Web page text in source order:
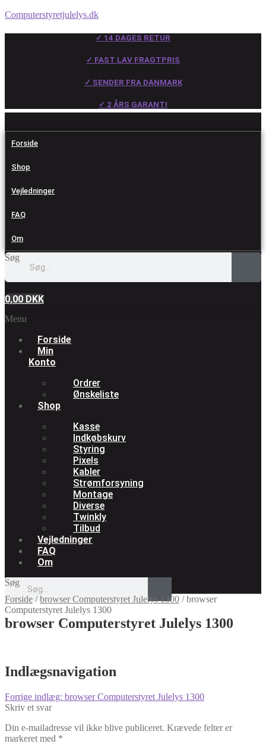
Computerstyretjulelys.dk
✓ 14 DAGES RETUR
✓ FAST LAV FRAGTPRIS
✓ SENDER FRA DANMARK
✓ 2 ÅRS GARANTI
Forside
Shop
Vejledninger
FAQ
Om
Søg
0,00 DKK
Menu
Forside
Min
Konto
Ordrer
Ønskeliste
Shop
Kasse
Indkøbskurv
Styring
Pixels
Kabler
Strømforsyning
Montage
Diverse
Twinkly
Tilbud
Vejledninger
FAQ
Om
Søg
Forside /browser Computerstyret Julelys 1300 /browser
Computerstyret Julelys 1300
browser Computerstyret Julelys 1300
Indlægsnavigation
Forrige indlæg: browser Computerstyret Julelys 1300
Skriv et svar
Din e-mailadresse vil ikke blive publiceret. Krævede felter er
markeret med *